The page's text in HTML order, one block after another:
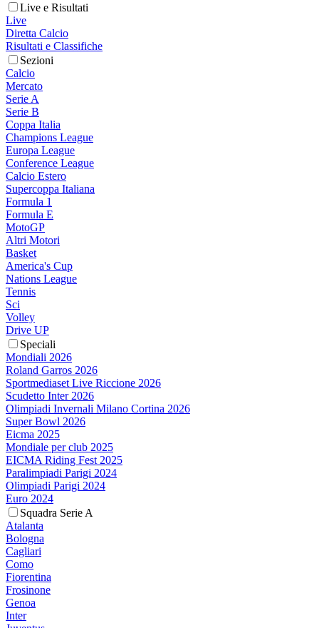
Live e Risultati
Live
Diretta Calcio
Risultati e Classifiche
Sezioni
Calcio
Mercato
Serie A
Serie B
Coppa Italia
Champions League
Europa League
Conference League
Calcio Estero
Supercoppa Italiana
Formula 1
Formula E
MotoGP
Altri Motori
Basket
America's Cup
Nations League
Tennis
Sci
Volley
Drive UP
Speciali
Mondiali 2026
Roland Garros 2026
Sportmediaset Live Riccione 2026
Scudetto Inter 2026
Olimpiadi Invernali Milano Cortina 2026
Super Bowl 2026
Eicma 2025
Mondiale per club 2025
EICMA Riding Fest 2025
Paralimpiadi Parigi 2024
Olimpiadi Parigi 2024
Euro 2024
Squadra Serie A
Atalanta
Bologna
Cagliari
Como
Fiorentina
Frosinone
Genoa
Inter